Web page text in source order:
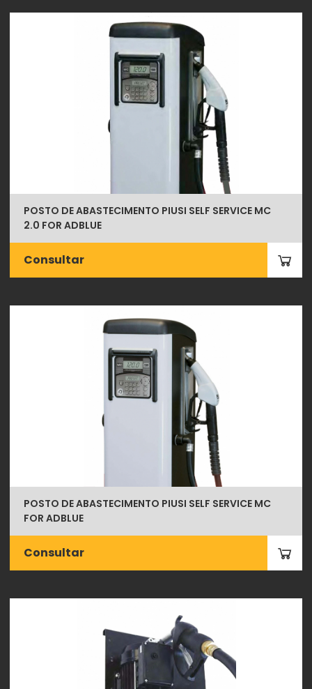
POSTO DE ABASTECIMENTO PIUSI SELF SERVICE MC
2.0 FOR ADBLUE
Consultar
POSTO DE ABASTECIMENTO PIUSI SELF SERVICE MC
FOR ADBLUE
Consultar